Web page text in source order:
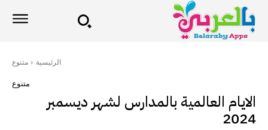
الرئيسية متنوع
متنوع
الايام العالمية بالمدارس لشهر ديسمبر
2024